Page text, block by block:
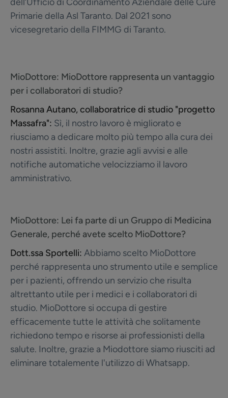
Primarie della Asl Taranto. Dal 2021 sono
vicesegretario della FIMMG di Taranto.
MioDottore: MioDottore rappresenta un vantaggio
per i collaboratori di studio?
Rosanna Autano, collaboratrice di studio "progetto
Massafra": Sì, il nostro lavoro è migliorato e
riusciamo a dedicare molto più tempo alla cura dei
nostri assistiti. Inoltre, grazie agli avvisi e alle
notifiche automatiche velocizziamo il lavoro
amministrativo.
MioDottore: Lei fa parte di un Gruppo di Medicina
Generale, perché avete scelto MioDottore?
Dott.ssa Sportelli: Abbiamo scelto MioDottore
perché rappresenta uno strumento utile e semplice
per i pazienti, offrendo un servizio che risulta
altrettanto utile per i medici e i collaboratori di
studio. MioDottore si occupa di gestire
efficacemente tutte le attività che solitamente
richiedono tempo e risorse ai professionisti della
salute. Inoltre, grazie a Miodottore siamo riusciti ad
eliminare totalemente l'utilizzo di Whatsapp.